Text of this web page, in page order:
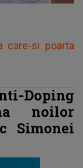
care-si poarta
Doping
noilor
Simonei